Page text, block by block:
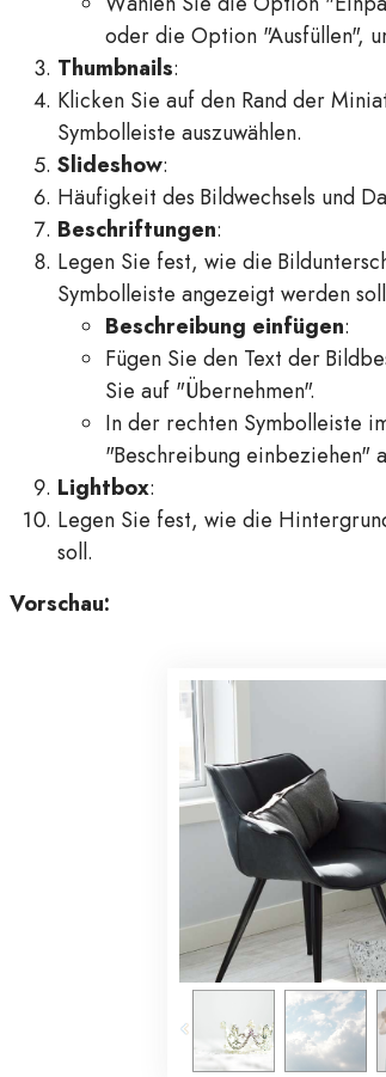
oder die Option "Ausfüllen",
Thumbnails:
Klicken Sie auf den Rand der
Symbolleiste auszuwählen.
Slideshow:
Häufigkeit des Bildwechsels und
Beschriftungen:
Legen Sie fest, wie die
Symbolleiste angezeigt werden
Beschreibung einfügen:
Fügen Sie den Text der
Sie auf "Übernehmen".
In der rechten Symbolleiste
"Beschreibung einbeziehen"
Lightbox:
Legen Sie fest, wie die
soll.
Vorschau: